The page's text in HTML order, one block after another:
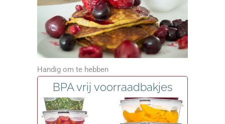
Handig om te hebben
BPA vrij voorraadbakjes